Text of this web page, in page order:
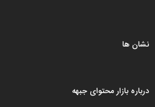
نشان ها
درباره بازار محتوای جبهه